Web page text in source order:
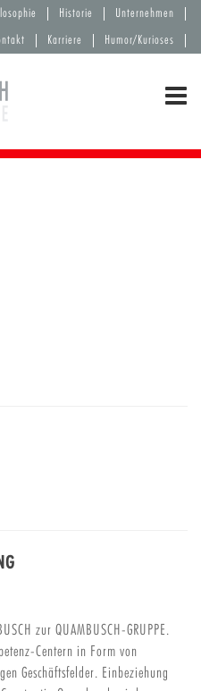
Unternehmen
Historie
Humor/Kurioses
Karriere
zur QUAMBUSCH-GRUPPE.
Centern in Form von
Geschäftsfelder. Einbeziehung